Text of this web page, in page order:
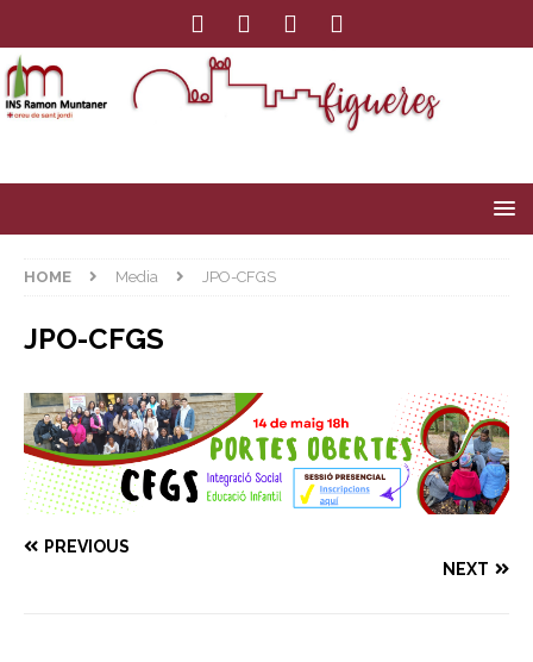
HOME Media JPO-CFGS
JPO-CFGS
PREVIOUS
NEXT